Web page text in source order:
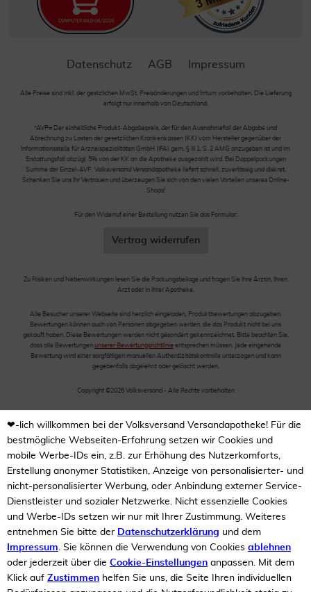
Datenschutz AGB Impressum
Alle Preise sind inkl. der gestzlichen MwSt. Preisänderungen und Irrtum vorbehalten. Die Lieferung
erfolgt nur innerhalb von Deutschland.
*AVP= Der einheitliche Produkt-Abgabepreis, der für den Ausnahmefall der Abgabe und
Abrechnung zu Lasten der gesetzlichen Krankenkassen (KK) vom Hersteller gegenüber der
Informationsstelle für Arzneispezialitäten GmbH (IFA) gem. § III 1, S. 2 AMG anzugeben ist und im
Erstattungsfall abzügl. 5% von der KK an die Apotheke ausgezahlt wird. Bei Doppelpackungen
Summe der Einzel-AVP. Volksversand Versandapotheke liefert schnell, zuverlässig und diskret.
Schenken Sie uns Ihr Vertrauen und überzeugen Sie sich von den vielen Vorteilen unseres Online-
Shops!
Für den Widerruf einer Bestellung nutzen Sie das Formular:
Vertrag widerrufen
Zu Risiken und Nebenwirkungen lesen Sie die Packungsbeilage und fragen Sie Ihre Ärztin, Ihren
Arzt oder in Ihrer Apotheke.
Alle Besucher unserer Webseite sind herzlich eingeladen, Produktbewertungen abzugeben.
Bewertungen können auch von Personen abgegeben werden, die das Produkt nicht bei uns
gekauft haben. Diese Bewertungen werden nicht gesondert gekennzeichnet. Bitte beachten Sie,
dass alle Bewertungen unserer Bewertungsrichtlinie entsprechen müssen. Jede eingehende
Bewertung wird einer sorgfältigen manuellen Authentizitätskontrolle unterzogen und kann
gegebenfalls abgelehnt oder gelöscht werden.
Copyright ©2026 Volksversand - Alle Rechte vorbehalten
❤-lich willkommen bei der Volksversand Versandapotheke! Für die
bestmögliche Webseiten-Erfahrung setzen wir Cookies und
mobile Werbe-IDs ein, z.B. zur Erhöhung des Nutzerkomforts,
Erstellung anonymer Statistiken, Anzeige von personalisierter- und
nicht-personalisierter Werbung, oder Anbindung externer Service-
Dienstleister und sozialer Netzwerke. Nicht essenzielle Cookies
und Werbe-IDs setzen wir nur mit Ihrer Zustimmung. Weiteres
entnehmen Sie bitte der Datenschutzerklärung und dem
Impressum. Sie können die Verwendung von Cookies ablehnen
oder jederzeit über die Cookie-Einstellungen anpassen. Mit dem
Klick auf Zustimmen helfen Sie uns, die Seite Ihren individuellen